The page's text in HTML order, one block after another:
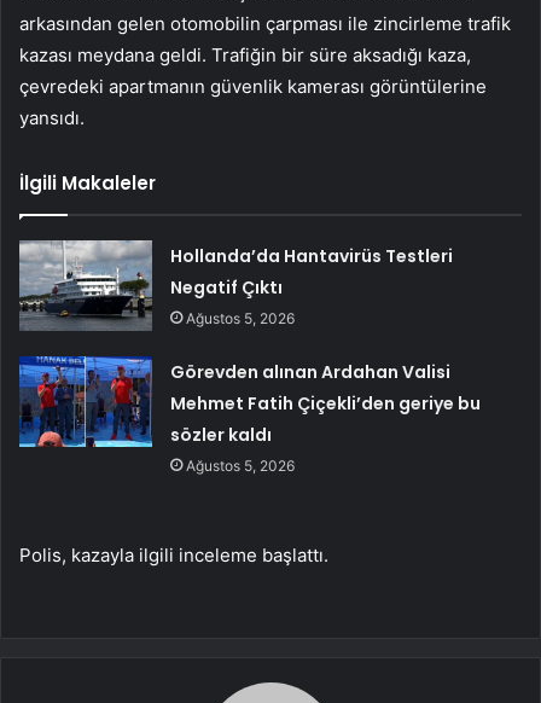
arkasından gelen otomobilin çarpması ile zincirleme trafik
kazası meydana geldi. Trafiğin bir süre aksadığı kaza,
çevredeki apartmanın güvenlik kamerası görüntülerine
yansıdı.
İlgili Makaleler
Hollanda’da Hantavirüs Testleri
Negatif Çıktı
Ağustos 5, 2026
Görevden alınan Ardahan Valisi
Mehmet Fatih Çiçekli’den geriye bu
sözler kaldı
Ağustos 5, 2026
Polis, kazayla ilgili inceleme başlattı.